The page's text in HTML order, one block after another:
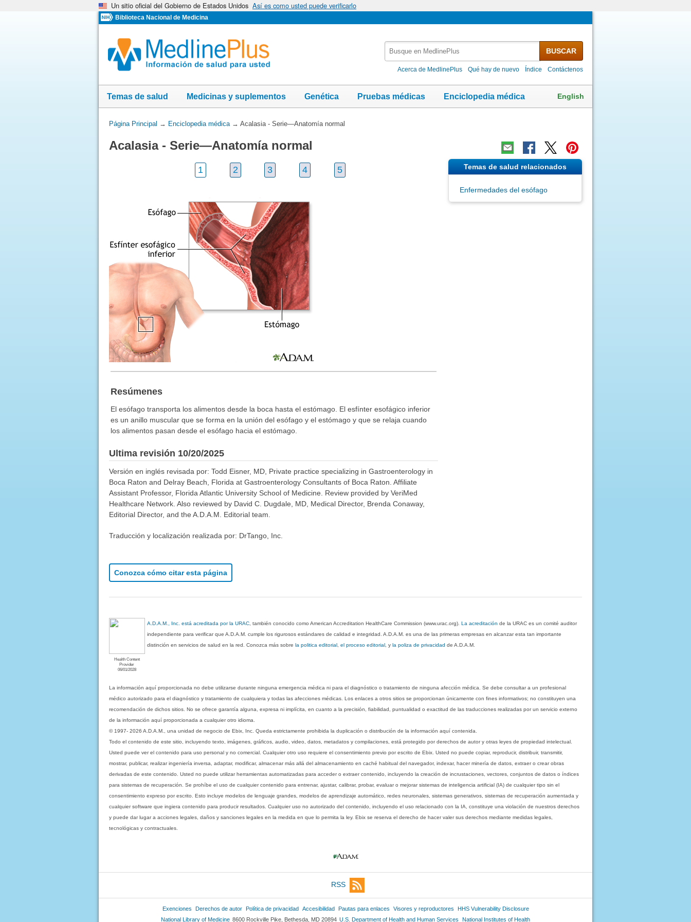
Un sitio oficial del Gobierno de Estados Unidos Así es como usted puede verificarlo
Biblioteca Nacional de Medicina
MedlinePlus
BUSCAR
Acerca de MedlinePlus Qué hay de nuevo Índice Contáctenos
Temas de salud Medicinas y suplementos Genética Pruebas médicas Enciclopedia médica English
Usted
aquí:
Página Principal → Enciclopedia médica→ Acalasia - Serie—Anatomía normal
Acalasia - Serie—Anatomía normal
1 2 3 4 5
Resúmenes
El esófago transporta los alimentos desde la boca hasta el estómago. El esfínter esofágico inferior
es un anillo muscular que se forma en la unión del esófago y el estómago y que se relaja cuando
los alimentos pasan desde el esófago hacia el estómago.
Ultima revisión 10/20/2025
Versión en inglés revisada por: Todd Eisner, MD, Private practice specializing in Gastroenterology in
Boca Raton and Delray Beach, Florida at Gastroenterology Consultants of Boca Raton. Affiliate
Assistant Professor, Florida Atlantic University School of Medicine. Review provided by VeriMed
Healthcare Network. Also reviewed by David C. Dugdale, MD, Medical Director, Brenda Conaway,
Editorial Director, and the A.D.A.M. Editorial team.
Traducción y localización realizada por: DrTango, Inc.
Conozca cómo citar esta página
Temas de salud relacionados
Enfermedades del esófago
Health Content
Provider
06/01/2028
A.D.A.M., Inc. está acreditada por la URAC , también conocido como American Accreditation HealthCare Commission (www.urac.org).La acreditación de la URAC es un comité auditor
independiente para verificar que A.D.A.M. cumple los rigurosos estándares de calidad e integridad. A.D.A.M. es una de las primeras empresas en alcanzar esta tan importante
distinción en servicios de salud en la red. Conozca más sobrela politica editorial, el proceso editorial , yla poliza de privacidad de A.D.A.M.
La información aquí proporcionada no debe utilizarse durante ninguna emergencia médica ni para el diagnóstico o tratamiento de ninguna afección médica. Se debe consultar a un profesional
médico autorizado para el diagnóstico y tratamiento de cualquiera y todas las afecciones médicas. Los enlaces a otros sitios se proporcionan únicamente con fines informativos; no constituyen una
recomendación de dichos sitios. No se ofrece garantía alguna, expresa ni implícita, en cuanto a la precisión, fiabilidad, puntualidad o exactitud de las traducciones realizadas por un servicio externo
de la información aquí proporcionada a cualquier otro idioma.
© 1997- 2026 A.D.A.M., una unidad de negocio de Ebix, Inc. Queda estrictamente prohibida la duplicación o distribución de la información aquí contenida.
Todo el contenido de este sitio, incluyendo texto, imágenes, gráficos, audio, video, datos, metadatos y compilaciones, está protegido por derechos de autor y otras leyes de propiedad intelectual.
Usted puede ver el contenido para uso personal y no comercial. Cualquier otro uso requiere el consentimiento previo por escrito de Ebix. Usted no puede copiar, reproducir, distribuir, transmitir,
mostrar, publicar, realizar ingeniería inversa, adaptar, modificar, almacenar más allá del almacenamiento en caché habitual del navegador, indexar, hacer minería de datos, extraer o crear obras
derivadas de este contenido. Usted no puede utilizar herramientas automatizadas para acceder o extraer contenido, incluyendo la creación de incrustaciones, vectores, conjuntos de datos o índices
para sistemas de recuperación. Se prohíbe el uso de cualquier contenido para entrenar, ajustar, calibrar, probar, evaluar o mejorar sistemas de inteligencia artificial (IA) de cualquier tipo sin el
consentimiento expreso por escrito. Esto incluye modelos de lenguaje grandes, modelos de aprendizaje automático, redes neuronales, sistemas generativos, sistemas de recuperación aumentada y
cualquier software que ingiera contenido para producir resultados. Cualquier uso no autorizado del contenido, incluyendo el uso relacionado con la IA, constituye una violación de nuestros derechos
y puede dar lugar a acciones legales, daños y sanciones legales en la medida en que lo permita la ley. Ebix se reserva el derecho de hacer valer sus derechos mediante medidas legales,
tecnológicas y contractuales.
RSS
Exenciones Derechos de autor Política de privacidad Accesibilidad Pautas para enlaces Visores y reproductores
HHS Vulnerability Disclosure
National Library of Medicine 8600 Rockville Pike, Bethesda, MD 20894 U.S. Department of Health and Human Services National Institutes of Health